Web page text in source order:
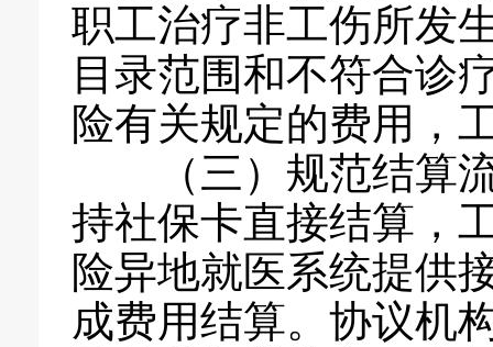
职工治疗非工伤所发
目录范围和不符合诊
险有关规定的费用，
（三）规范结算流
持社保卡直接结算，
险异地就医系统提供
成费用结算。协议机